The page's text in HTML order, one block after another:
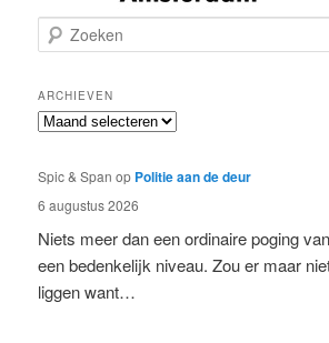
o
k
e
n
ARCHIEVEN
Archieven
Spic & Span op Politie aan de deur
6 augustus 2026
Niets meer dan een ordinaire poging
een bedenkelijk niveau. Zou er maar
liggen want…